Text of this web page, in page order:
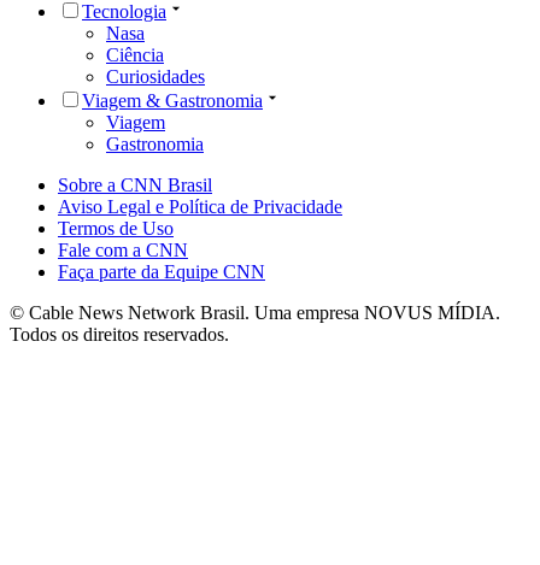
Tecnologia
Nasa
Ciência
Curiosidades
Viagem & Gastronomia
Viagem
Gastronomia
Sobre a CNN Brasil
Aviso Legal e Política de Privacidade
Termos de Uso
Fale com a CNN
Faça parte da Equipe CNN
© Cable News Network Brasil. Uma empresa NOVUS MÍDIA.
Todos os direitos reservados.